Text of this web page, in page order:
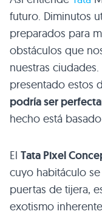
futuro. Diminutos
preparados para
obstáculos que
nuestras
presentado estos
podría ser
hecho está
El Tata Pixel
cuyo habitáculo
puertas de tijera,
exotismo